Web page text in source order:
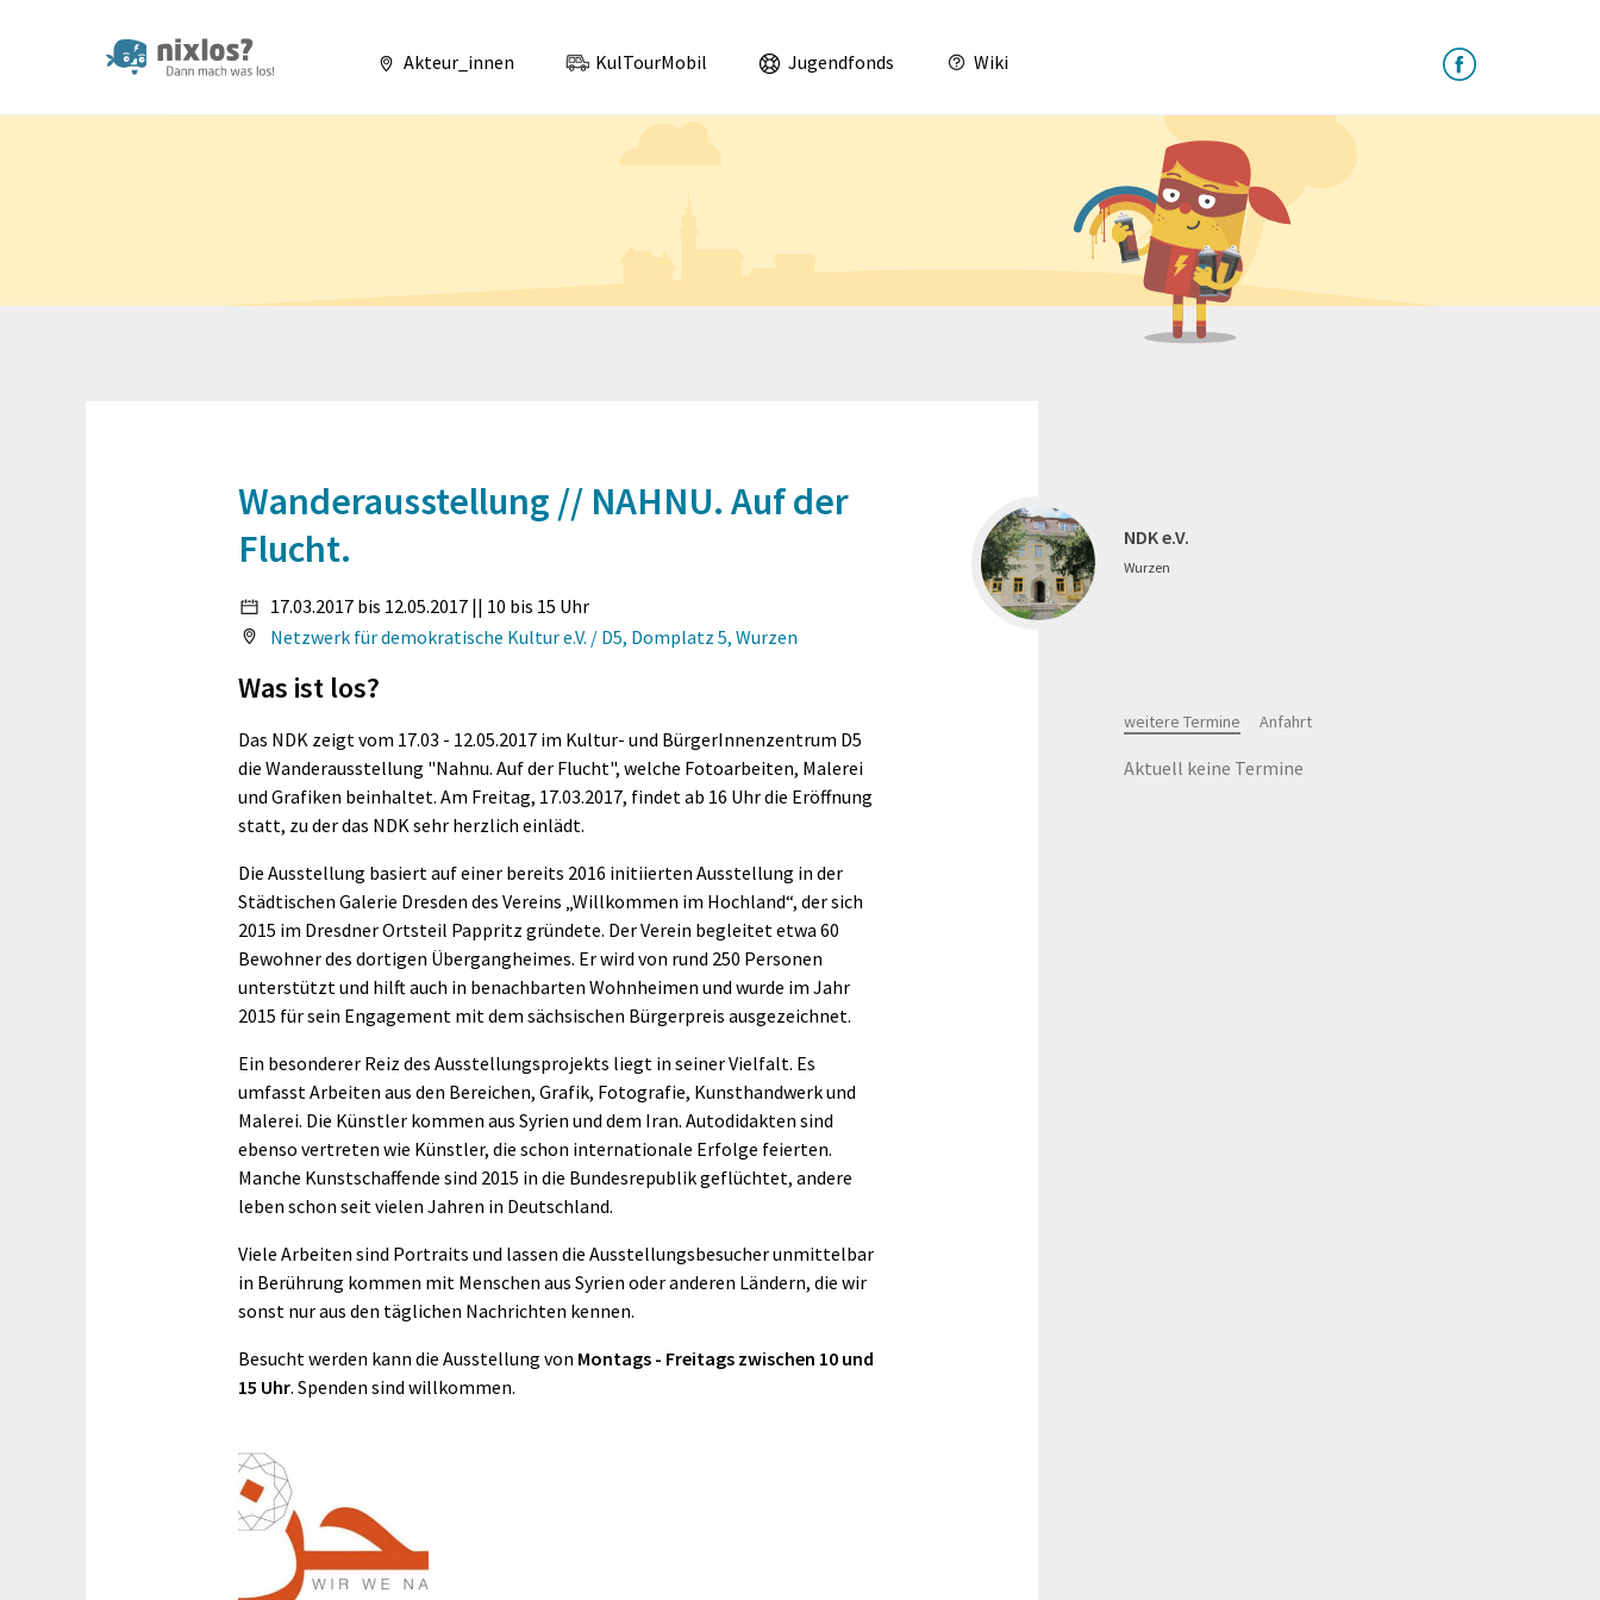
nixlos? Dann mach was los im Landkreis Leipzig und Nordsachsen!
Akteur_innen KulTourMobil Jugendfonds Wiki
Wanderausstellung // NAHNU. Auf der
Flucht.
17.03.2017 bis 12.05.2017 || 10 bis 15 Uhr
Netzwerk für demokratische Kultur e.V. / D5, Domplatz 5, Wurzen
Was ist los?
Das NDK zeigt vom 17.03 - 12.05.2017 im Kultur- und BürgerInnenzentrum D5
die Wanderausstellung "Nahnu. Auf der Flucht", welche Fotoarbeiten, Malerei
und Grafiken beinhaltet. Am Freitag, 17.03.2017, findet ab 16 Uhr die Eröffnung
statt, zu der das NDK sehr herzlich einlädt.
Die Ausstellung basiert auf einer bereits 2016 initiierten Ausstellung in der
Städtischen Galerie Dresden des Vereins „Willkommen im Hochland“, der sich
2015 im Dresdner Ortsteil Pappritz gründete. Der Verein begleitet etwa 60
Bewohner des dortigen Übergangheimes. Er wird von rund 250 Personen
unterstützt und hilft auch in benachbarten Wohnheimen und wurde im Jahr
2015 für sein Engagement mit dem sächsischen Bürgerpreis ausgezeichnet.
Ein besonderer Reiz des Ausstellungsprojekts liegt in seiner Vielfalt. Es
umfasst Arbeiten aus den Bereichen, Grafik, Fotografie, Kunsthandwerk und
Malerei. Die Künstler kommen aus Syrien und dem Iran. Autodidakten sind
ebenso vertreten wie Künstler, die schon internationale Erfolge feierten.
Manche Kunstschaffende sind 2015 in die Bundesrepublik geflüchtet, andere
leben schon seit vielen Jahren in Deutschland.
Viele Arbeiten sind Portraits und lassen die Ausstellungsbesucher unmittelbar
in Berührung kommen mit Menschen aus Syrien oder anderen Ländern, die wir
sonst nur aus den täglichen Nachrichten kennen.
Besucht werden kann die Ausstellung von Montags - Freitags zwischen 10 und
15 Uhr. Spenden sind willkommen.
NDK e.V.
Wurzen
weitere Termine Anfahrt
Aktuell keine Termine